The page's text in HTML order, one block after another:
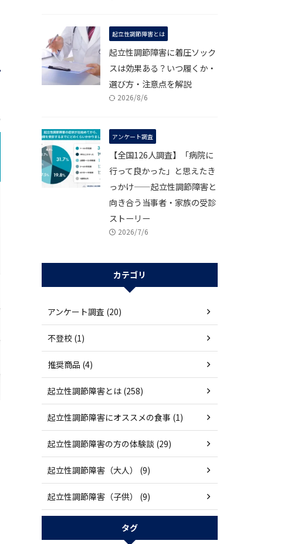
起立性調節障害とは
起立性調節障害に着圧ソック
スは効果ある？いつ履くか・
選び方・注意点を解説
2026/8/6
アンケート調査
【全国126人調査】「病院に
行って良かった」と思えたき
っかけ——起立性調節障害と
向き合う当事者・家族の受診
ストーリー
2026/7/6
カテゴリ
アンケート調査 (20)
不登校 (1)
推奨商品 (4)
起立性調節障害とは (258)
起立性調節障害にオススメの食事 (1)
起立性調節障害の方の体験談 (29)
起立性調節障害（大人） (9)
起立性調節障害（子供） (9)
タグ